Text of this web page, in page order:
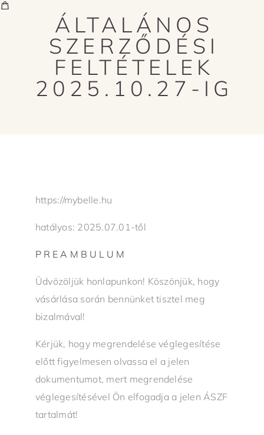
ÁLTALÁNOS
SZERZŐDÉSI
FELTÉTELEK
2025.10.27-IG
https://mybelle.hu
hatályos: 2025.07.01-től
PREAMBULUM
Üdvözöljük honlapunkon! Köszönjük, hogy
vásárlása során bennünket tisztel meg
bizalmával!
Kérjük, hogy megrendelése véglegesítése
előtt figyelmesen olvassa el a jelen
dokumentumot, mert megrendelése
véglegesítésével Ön elfogadja a jelen ÁSZF
tartalmát!